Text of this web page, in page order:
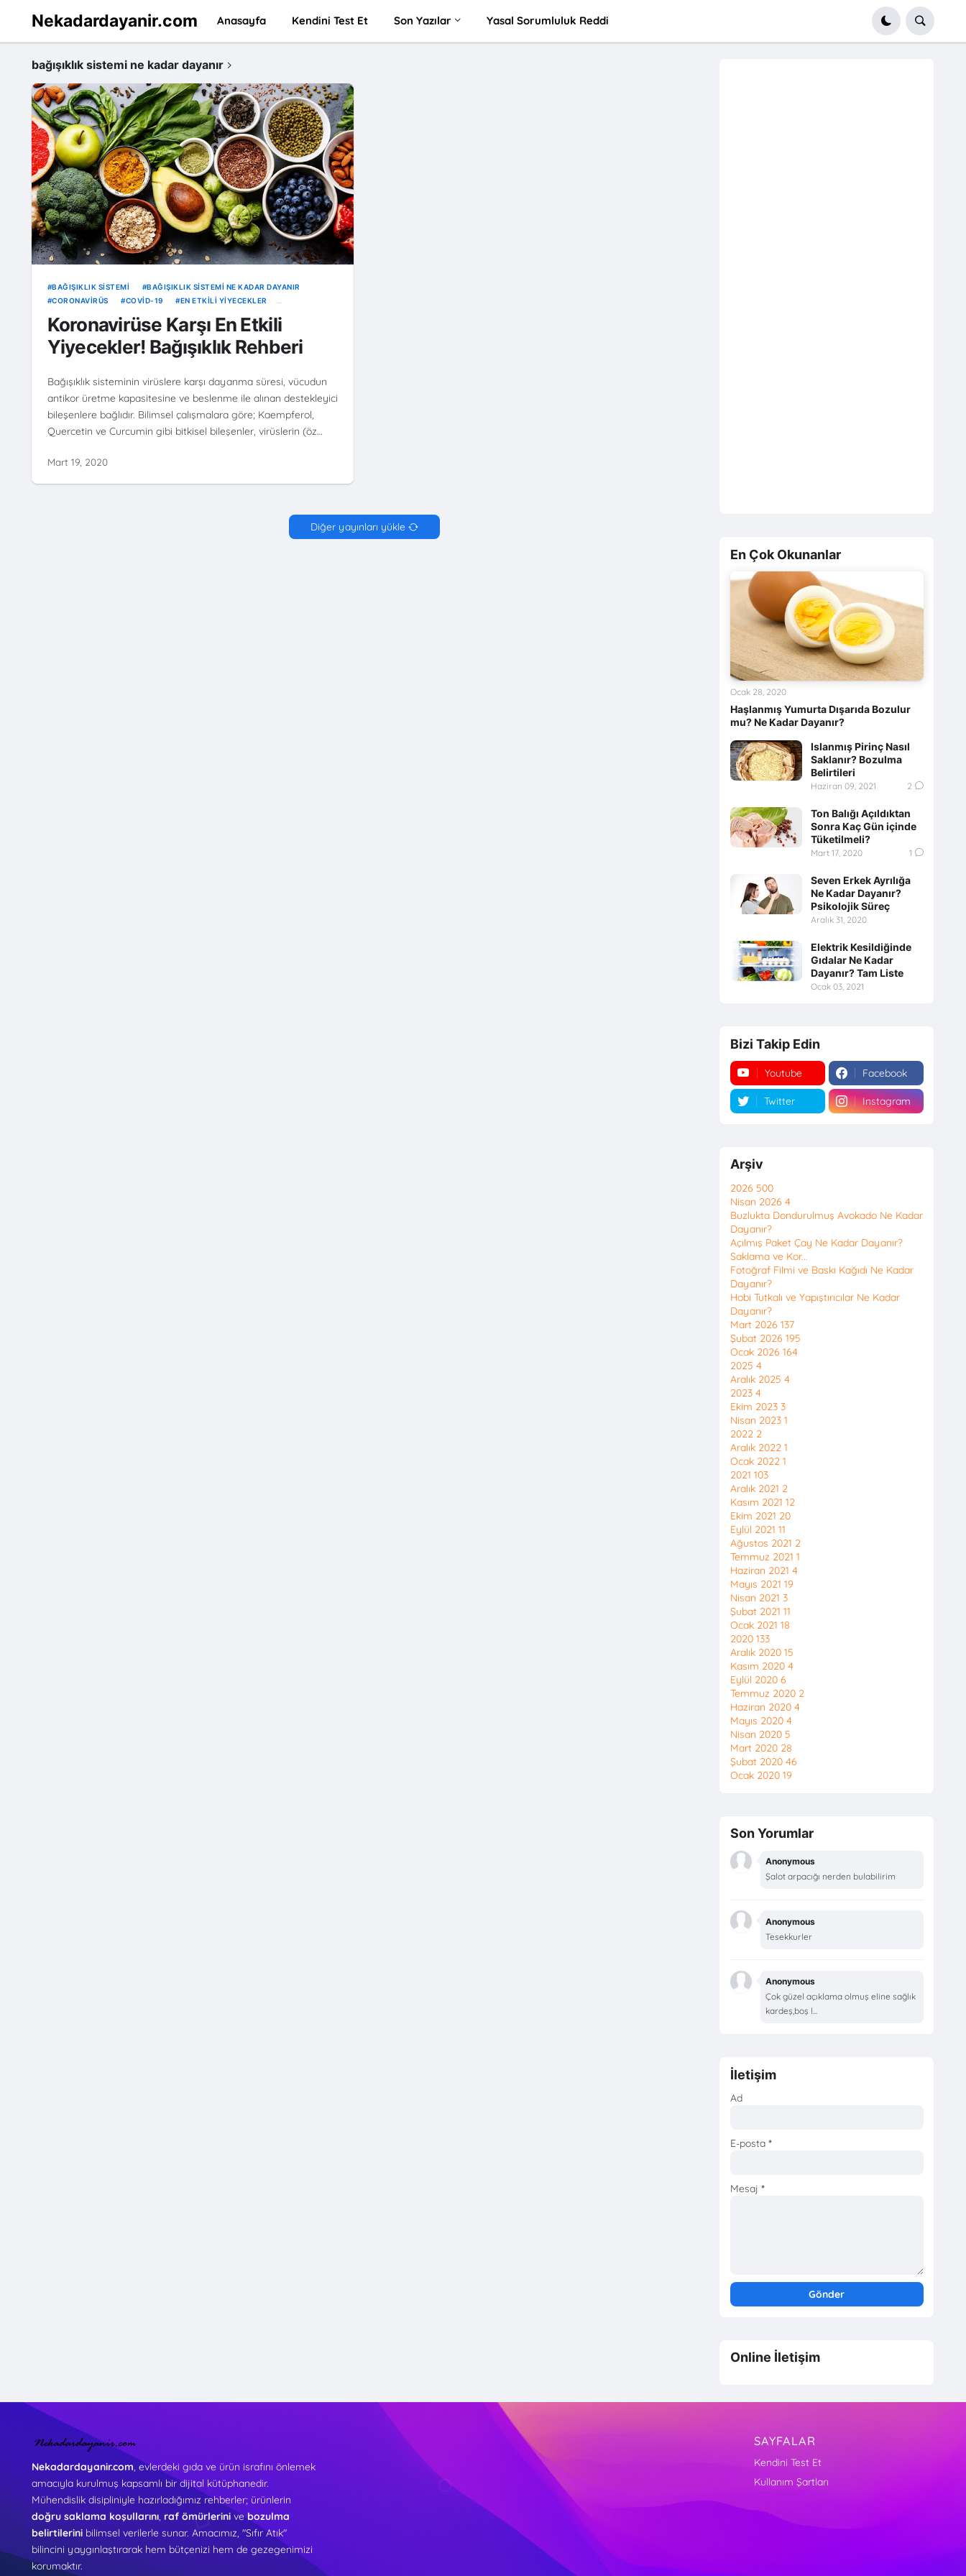
Nekadardayanir.com Anasayfa Kendini Test Et Son Yazılar Yasal Sorumluluk Reddi
bağışıklık sistemi ne kadar dayanır
BAĞIŞIKLIK SISTEMI
BAĞIŞIKLIK SISTEMI NE KADAR DAYANIR
CORONAVIRÜS
COVID-19
EN ETKILI YIYECEKLER
Koronavirüse Karşı En Etkili
Yiyecekler! Bağışıklık Rehberi
Bağışıklık sisteminin virüslere karşı dayanma süresi, vücudun
antikor üretme kapasitesine ve beslenme ile alınan destekleyici
bileşenlere bağlıdır. Bilimsel çalışmalara göre; Kaempferol,
Quercetin ve Curcumin gibi bitkisel bileşenler, virüslerin (öz…
Mart 19, 2020
Diğer yayınları yükle
En Çok Okunanlar
Haşlanmış Yumurta Dışarıda Bozulur
mu? Ne Kadar Dayanır?
Ocak 28, 2020
Islanmış Pirinç Nasıl
Saklanır? Bozulma
Belirtileri
Haziran 09, 2021 2
Ton Balığı Açıldıktan
Sonra Kaç Gün içinde
Tüketilmeli?
Mart 17, 2020 1
Seven Erkek Ayrılığa
Ne Kadar Dayanır?
Psikolojik Süreç
Aralık 31, 2020
Elektrik Kesildiğinde
Gıdalar Ne Kadar
Dayanır? Tam Liste
Ocak 03, 2021
Bizi Takip Edin
Youtube Facebook
Twitter Instagram
Arşiv
2026 500
Nisan 2026 4
Buzlukta Dondurulmuş Avokado Ne Kadar
Dayanır?
Açılmış Paket Çay Ne Kadar Dayanır?
Saklama ve Kor...
Fotoğraf Filmi ve Baskı Kağıdı Ne Kadar
Dayanır?
Hobi Tutkalı ve Yapıştırıcılar Ne Kadar
Dayanır?
Mart 2026 137
Şubat 2026 195
Ocak 2026 164
2025 4
Aralık 2025 4
2023 4
Ekim 2023 3
Nisan 2023 1
2022 2
Aralık 2022 1
Ocak 2022 1
2021 103
Aralık 2021 2
Kasım 2021 12
Ekim 2021 20
Eylül 2021 11
Ağustos 2021 2
Temmuz 2021 1
Haziran 2021 4
Mayıs 2021 19
Nisan 2021 3
Şubat 2021 11
Ocak 2021 18
2020 133
Aralık 2020 15
Kasım 2020 4
Eylül 2020 6
Temmuz 2020 2
Haziran 2020 4
Mayıs 2020 4
Nisan 2020 5
Mart 2020 28
Şubat 2020 46
Ocak 2020 19
Son Yorumlar
Anonymous
Şalot arpacığı nerden bulabilirim
Anonymous
Tesekkurler
Anonymous
Çok güzel açıklama olmuş eline sağlık
kardeş,boş l...
İletişim
Ad
E-posta *
Mesaj *
Online İletişim
Nekadardayanir.com, evlerdeki gıda ve ürün israfını önlemek
amacıyla kurulmuş kapsamlı bir dijital kütüphanedir.
Mühendislik disipliniyle hazırladığımız rehberler; ürünlerin
doğru saklama koşullarını, raf ömürlerinivebozulma
belirtilerinibilimsel verilerle sunar. Amacımız, "Sıfır Atık"
bilincini yaygınlaştırarak hem bütçenizi hem de gezegenimizi
korumaktır.
SAYFALAR
Kendini Test Et
Kullanım Şartları